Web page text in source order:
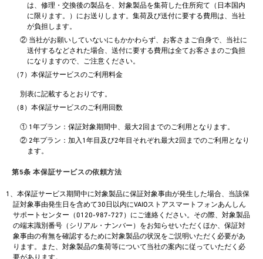
は、修理・交換後の製品を、対象製品を集荷した住所宛て（日本国内
に限ります。）にお送りします。集荷及び送付に要する費用は、当社
が負担します。
② 当社がお願いしていないにもかかわらず、お客さまご自身で、当社に
送付するなどされた場合、送付に要する費用は全てお客さまのご負担
になりますので、ご注意ください。
（7）本保証サービスのご利用料金
別表に記載するとおりです。
（8）本保証サービスのご利用回数
① 1年プラン：保証対象期間中、最大2回までのご利用となります。
② 2年プラン：加入1年目及び2年目それぞれ最大2回までのご利用となり
ます。
第5条 本保証サービスの依頼方法
1、本保証サービス期間中に対象製品に保証対象事由が発生した場合、当該保
証対象事由発生日を含めて30日以内にVAIOストアスマートフォンあんしん
サポートセンター（0120-987-727）にご連絡ください。その際、対象製品
の端末識別番号（シリアル・ナンバー）をお知らせいただくほか、保証対
象事由の有無を確認するために対象製品の状況をご説明いただく必要があ
ります。また、対象製品の集荷等について当社の案内に従っていただく必
要があります。